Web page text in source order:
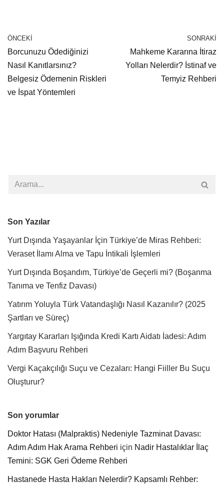
ÖNCEKI
Borcunuzu Ödediğinizi
Nasıl Kanıtlarsınız?
Belgesiz Ödemenin Riskleri
ve İspat Yöntemleri
SONRAKI
Mahkeme Kararına İtiraz
Yolları Nelerdir? İstinaf ve
Temyiz Rehberi
Son Yazılar
Yurt Dışında Yaşayanlar İçin Türkiye’de Miras Rehberi:
Veraset İlamı Alma ve Tapu İntikali İşlemleri
Yurt Dışında Boşandım, Türkiye’de Geçerli mi? (Boşanma
Tanıma ve Tenfiz Davası)
Yatırım Yoluyla Türk Vatandaşlığı Nasıl Kazanılır? (2025
Şartları ve Süreç)
Yargıtay Kararları Işığında Kredi Kartı Aidatı İadesi: Adım
Adım Başvuru Rehberi
Vergi Kaçakçılığı Suçu ve Cezaları: Hangi Fiiller Bu Suçu
Oluşturur?
Son yorumlar
Doktor Hatası (Malpraktis) Nedeniyle Tazminat Davası:
Adım Adım Hak Arama Rehberi için Nadir Hastalıklar İlaç
Temini: SGK Geri Ödeme Rehberi
Hastanede Hasta Hakları Nelerdir? Kapsamlı Rehber: